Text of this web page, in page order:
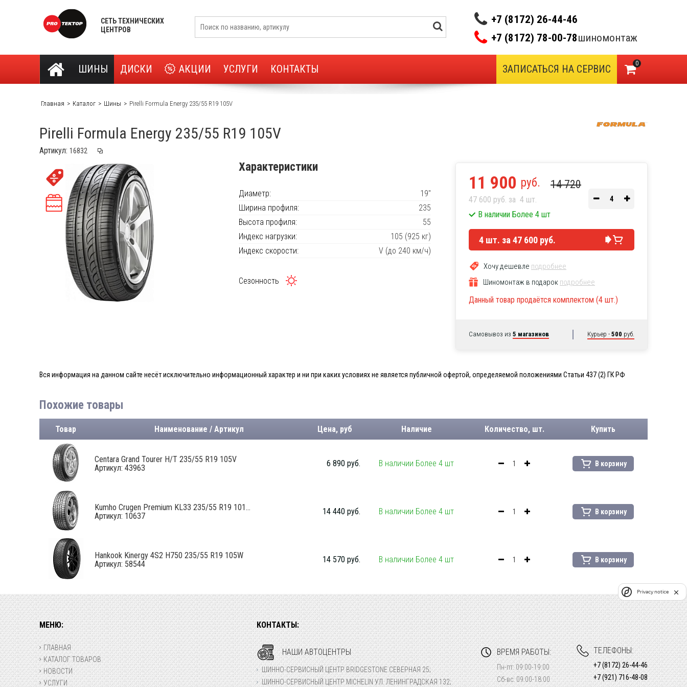
СЕТЬ ТЕХНИЧЕСКИХ
ЦЕНТРОВ
+7 (8172) 26-44-46
+7 (8172) 78-00-78шиномонтаж
ШИНЫ ДИСКИ АКЦИИ УСЛУГИ КОНТАКТЫ 0
ЗАПИСАТЬСЯ НА СЕРВИС
Главная Каталог Шины Pirelli Formula Energy 235/55 R19 105V
Pirelli Formula Energy 235/55 R19 105V
Артикул:
Характеристики
Диаметр:
19"
Ширина профиля:
235
Высота профиля:
55
Индекс нагрузки:
105 (925 кг)
Индекс скорости:
V (до 240 км/ч)
Сезонность
11 900 руб. 14 720
47 600 руб. за 4 шт.
В наличии Более 4 шт
4 шт. за 47 600 руб.
Хочу дешевле подробнее
Шиномонтаж в подарок подробнее
Данный товар продаётся комплектом (4 шт.)
Самовывоз из 5 магазинов Курьер - 500 руб.
Вся информация на данном сайте несёт исключительно информационный характер и ни при каких условиях не является публичной офертой, определяемой положениями Статьи 437 (2) ГК РФ
Похожие товары
Товар Наименование / Артикул Цена, руб Наличие Количество, шт. Купить
Centara Grand Tourer H/T 235/55 R19 105V
Артикул: 43963
6 890 руб. В наличии Более 4 шт В корзину
Kumho Crugen Premium KL33 235/55 R19 101...
Артикул: 10637
14 440 руб. В наличии Более 4 шт В корзину
Hankook Kinergy 4S2 H750 235/55 R19 105W
Артикул: 58544
14 570 руб. В наличии Более 4 шт В корзину
МЕНЮ:
ГЛАВНАЯ
КАТАЛОГ ТОВАРОВ
НОВОСТИ
УСЛУГИ
КОНТАКТЫ:
НАШИ АВТОЦЕНТРЫ
ШИННО-СЕРВИСНЫЙ ЦЕНТР BRIDGESTONE СЕВЕРНАЯ 25;
ШИННО-СЕРВИСНЫЙ ЦЕНТР MICHELIN УЛ. ЛЕНИНГРАДСКАЯ 132;
ВРЕМЯ РАБОТЫ:
Пн-пт: 09:00-19:00
Сб-вс: 09:00-18:00
ТЕЛЕФОНЫ:
+7 (8172) 26-44-46
+7 (921) 716-48-08
Privacy notice